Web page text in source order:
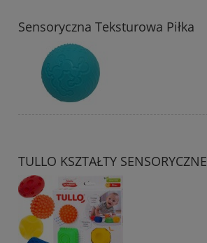
Sensoryczna Teksturowa Piłka
TULLO KSZTAŁTY